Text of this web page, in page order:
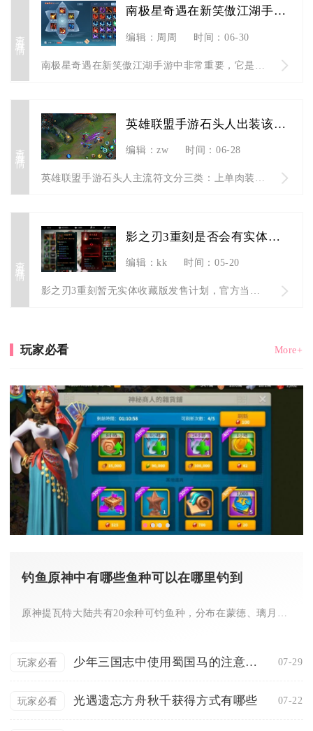
查看详情
南极星奇遇在新笑傲江湖手游中重要吗
编辑：周周 时间：06-30
英雄联盟手游石头人出装该如何选择符文
编辑：zw 时间：06-28
英雄联盟手游石头人主流符文分三类：上单肉装带不灭之握、AP爆...
查看详情
影之刃3重刻是否会有实体收藏版发售
编辑：kk 时间：05-20
影之刃3重刻暂无实体收藏版发售计划，官方当前仅推出常规数字版...
玩家必看 More+
钓鱼原神中有哪些鱼种可以在哪里钓到
原神提瓦特大陆共有20余种可钓鱼种，分布在蒙德、璃月、稻妻、...
玩家必看 少年三国志中使用蜀国马的注意事项有哪些 07-29
玩家必看 光遇遗忘方舟秋千获得方式有哪些 07-22